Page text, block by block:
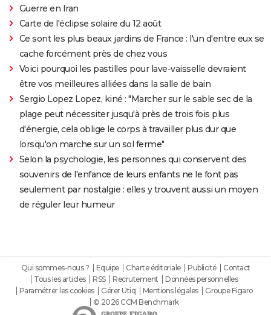
Guerre en Iran
Carte de l'éclipse solaire du 12 août
Ce sont les plus beaux jardins de France : l'un d'entre eux se
cache forcément près de chez vous
Voici pourquoi les pastilles pour lave-vaisselle devraient
être vos meilleures alliées dans la salle de bain
Sergio Lopez Lopez, kiné : "Marcher sur le sable sec de la
plage peut nécessiter jusqu'à près de trois fois plus
d'énergie, cela oblige le corps à travailler plus dur que
lorsqu'on marche sur un sol ferme"
Selon la psychologie, les personnes qui conservent des
souvenirs de l'enfance de leurs enfants ne le font pas
seulement par nostalgie : elles y trouvent aussi un moyen
de réguler leur humeur
Qui sommes-nous ? Equipe Charte éditoriale Publicité
Contact
Tous les articles
RSS Recrutement
Données personnelles
Paramétrer les cookies
Gérer Utiq Mentions légales
Groupe Figaro
© 2026 CCM Benchmark